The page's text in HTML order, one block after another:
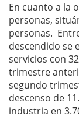
En cuanto a la
personas,
personas.
descendido se
servicios con
trimestre
segundo
descenso de
industria en